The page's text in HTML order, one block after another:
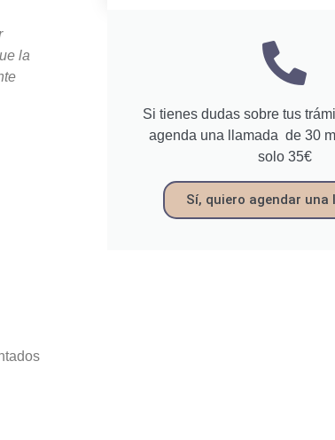
la
Si tienes dudas sobre tus
agenda una llamada de 30
solo 35€
Sí, quiero agendar una